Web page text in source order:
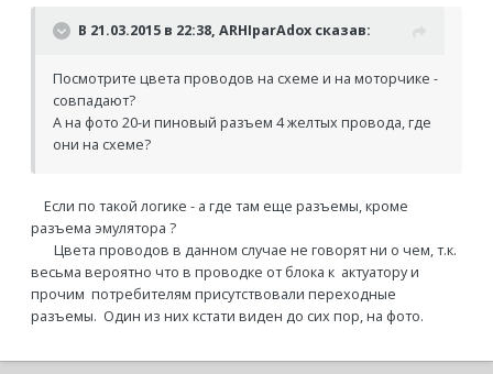
В 21.03.2015 в 22:38, ARHIparAdox сказав:
Посмотрите цвета проводов на схеме и на моторчике -
совпадают?
А на фото 20-и пиновый разъем 4 желтых провода, где
они на схеме?
Если по такой логике - а где там еще разъемы, кроме
разъема эмулятора ?
Цвета проводов в данном случае не говорят ни о чем, т.к.
весьма вероятно что в проводке от блока к актуатору и
прочим потребителям присутствовали переходные
разъемы. Один из них кстати виден до сих пор, на фото.